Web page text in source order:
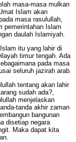
masa-masa mulkan
Islam akan
masa rasulullah,
pemerintahan Islam
daulah Islamiyah.
itu yang lahir di
timur tengah. Ada
pada masa
seluruh jazirah arab.
tentang akan lahir
sudah ada?,
menjelaskan
tanda akhir zaman
bangunan
disetiap negara
Maka dapat kita